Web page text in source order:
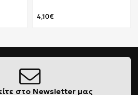
4,10€
στο Newsletter μας